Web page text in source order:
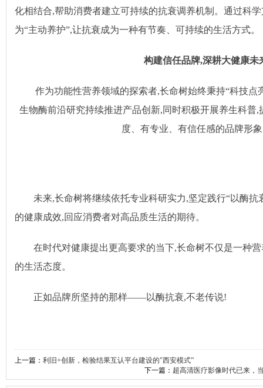
化相结合,帮助消费者建立可持续的抗衰调养机制。通过科
为“主动养护”,让抗衰成为一种有节奏、可持续的生活方式。
构建信任品牌,深耕大健康未
作为功能性营养领域的探索者,长命树始终秉持“科技点
生物酶前沿研究持续推进产品创新,同时积极开展养生科普
度、有专业、有信任感的品牌形
未来,长命树将继续依托专业科研实力,坚定践行“以酶抗
的健康成效,回应消费者对高品质生活的期待。
在时代对健康提出更高要求的当下,长命树不仅是一种
的生活态度。
正如品牌所坚持的那样——以酶抗衰,不老传说!
上一篇： 利旧+创新，检验结果互认平台建设的"西安模式”
下一篇： 超高清医疗影像时代已来，